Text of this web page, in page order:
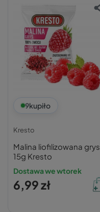
9kupiło
Kresto
Malina liofilizowana grys
15g Kresto
Dostawa we wtorek
6,99 zł